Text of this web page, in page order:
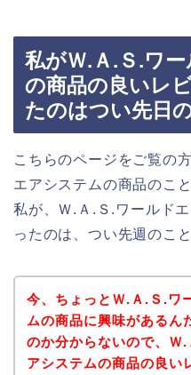
私がＷ.Ａ.Ｓ.ワ
の商品の良いレ
たのはつい先日
こちらのページをご覧の
エアシステムの商品のこ
私が、Ｗ.Ａ.Ｓ.ワールド
ったのは、つい先週のこ
今、ちょっとＷ.Ａ.Ｓ.ワ
ムの商品に興味があるん
のか分からないので、Ｗ
アシステムの商品の良い